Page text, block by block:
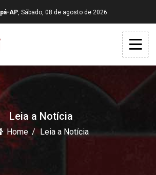
AP, Sábado, 08 de agosto de 2026.
Leia a Notícia
Home Leia a Notícia